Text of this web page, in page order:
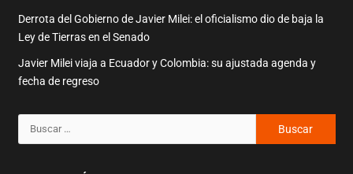
Derrota del Gobierno de Javier Milei: el oficialismo dio de baja la
Ley de Tierras en el Senado
Javier Milei viaja a Ecuador y Colombia: su ajustada agenda y
fecha de regreso